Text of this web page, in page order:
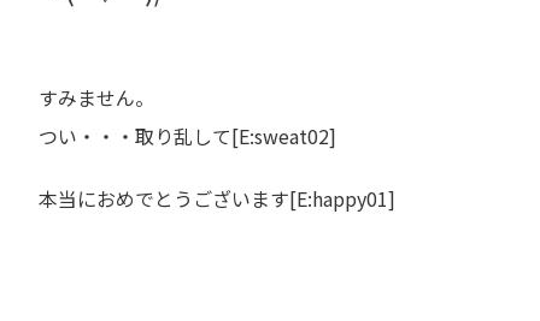
すみません。
つい・・・取り乱して[E:sweat02]
本当におめでとうございます[E:happy01]